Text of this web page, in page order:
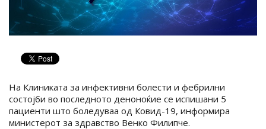
На Клиниката за инфективни болести и фебрилни
состојби во последното деноноќие се испишани 5
пациенти што боледуваа од Ковид-19, информира
министерот за здравство Венко Филипче.